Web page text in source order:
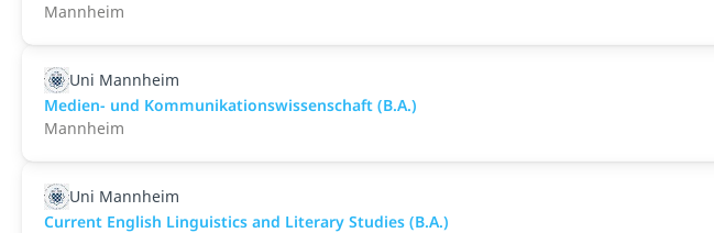
Mannheim
Uni Mannheim
Medien- und Kommunikationswissenschaft (B.A.)
Mannheim
Uni Mannheim
Current English Linguistics and Literary Studies (B.A.)